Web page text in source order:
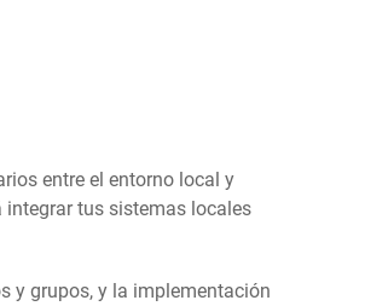
entre el entorno local y
integrar tus sistemas locales
y grupos, y la implementación